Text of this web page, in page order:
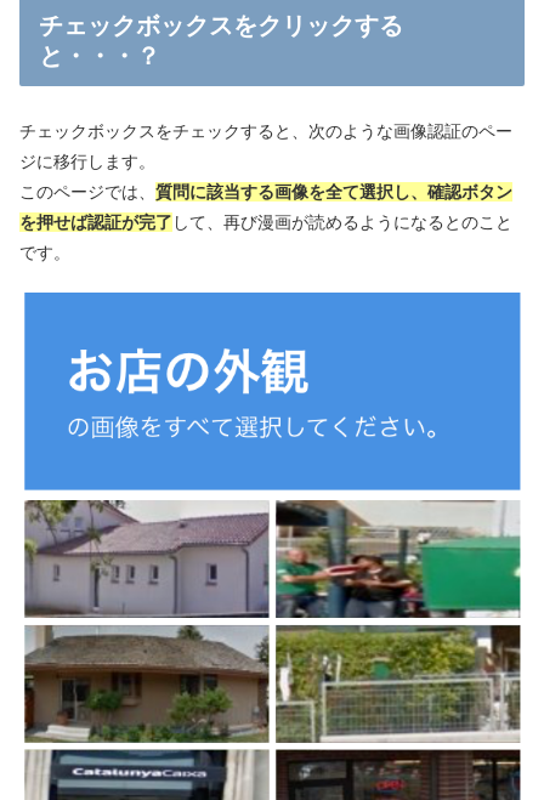
チェックボックスをクリックする
と・・・？
チェックボックスをチェックすると、次のような画像認証のペー
ジに移行します。
このページでは、 質問に該当する画像を全て選択し、確認ボタン
を押せば認証が完了 して、再び漫画が読めるようになるとのこと
です。